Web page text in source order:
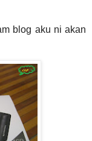
blog aku ni akan